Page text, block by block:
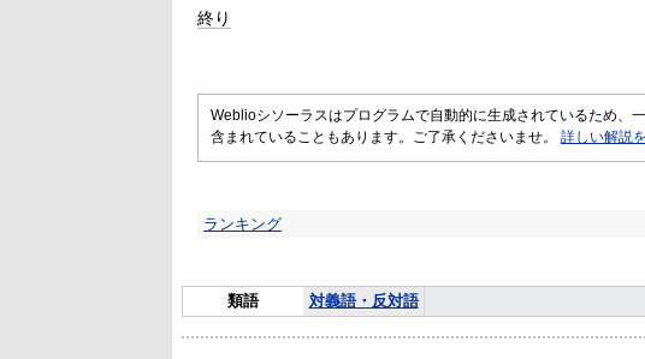
終り
Weblioシソーラスはプログラムで自動的に生成されているため、
含まれていることもあります。ご了承くださいませ。 詳しい解説
ランキング
類語 対義語・反対語